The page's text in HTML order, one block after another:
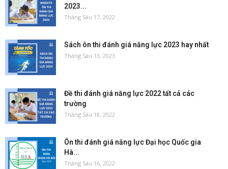
2023...
Tháng Sáu 17, 2022
Sách ôn thi đánh giá năng lực 2023 hay nhất
Tháng Sáu 13, 2023
Đề thi đánh giá năng lực 2022 tất cả các
trường
Tháng Sáu 18, 2022
Ôn thi đánh giá năng lực Đại học Quốc gia
Hà...
Tháng Sáu 16, 2022